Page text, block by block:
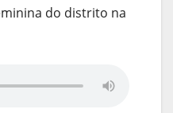
do distrito na